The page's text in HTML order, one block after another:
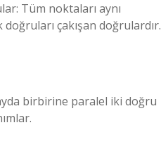
Tüm noktaları aynı
çakışan doğrulardır.
birbirine paralel iki doğru